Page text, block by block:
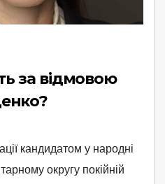
за відмовою
кандидатом у народні
округу покійній